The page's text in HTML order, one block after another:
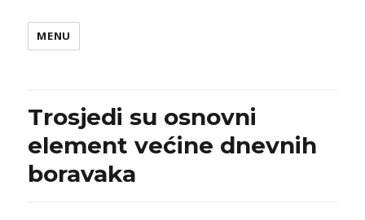
MENU
Trosjedi su osnovni
element većine dnevnih
boravaka